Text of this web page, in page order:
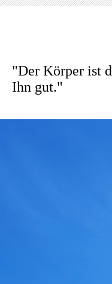
"Der Körper ist
Ihn gut."